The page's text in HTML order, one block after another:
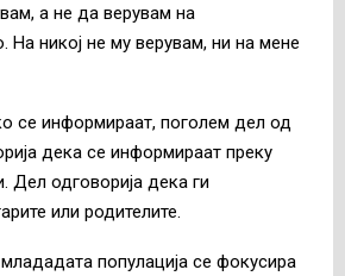
а не да верувам на
На никој не му верувам, ни на мене
се информираат, поголем дел од
дека се информираат преку
Дел одговорија дека ги
или родителите.
популација се фокусира